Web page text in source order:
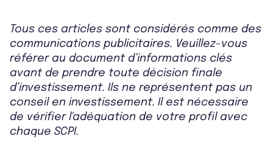
Tous ces articles sont considérés comme des
communications publicitaires. Veuillez-vous
référer au document d’informations clés
avant de prendre toute décision finale
d’investissement. Ils ne représentent pas un
conseil en investissement. Il est nécessaire
de vérifier l'adéquation de votre profil avec
chaque SCPI.